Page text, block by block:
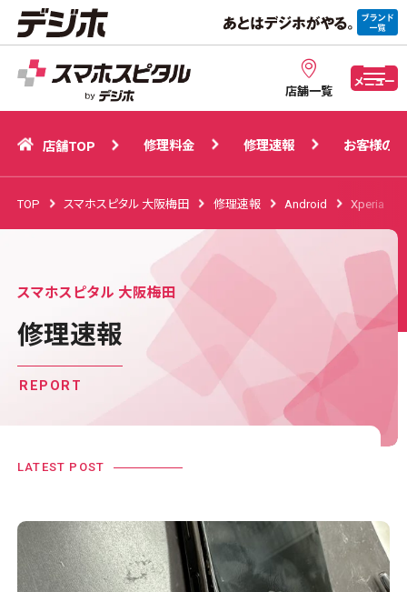
店舗一覧
メニュー
店舗TOP 修理速報 お客様の声
店舗TOP 修理料金 修理速報 お客様の声
TOP スマホスピタル 大阪梅田 修理速報 Android Xperia
スマホスピタル 大阪梅田
修理速報
REPORT
LATEST POST